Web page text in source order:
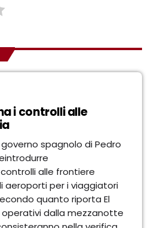
i controlli alle
governo spagnolo di Pedro
alle frontiere
aeroporti per i viaggiatori
quanto riporta El
operativi dalla mezzanotte